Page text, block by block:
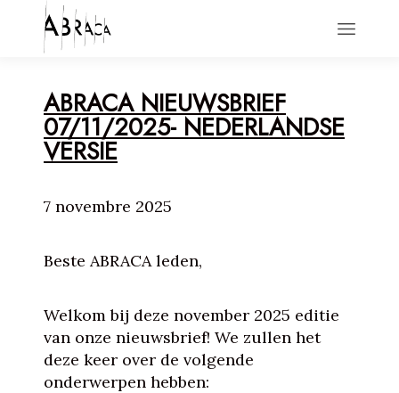
HOME
ACTIONS
NEWS
ABRACA NIEUWSBRIEF
07/11/2025- NEDERLANDSE
VERSIE
7 novembre 2025
Beste ABRACA leden,
Welkom bij deze november 2025 editie
van onze nieuwsbrief! We zullen het
deze keer over de volgende
onderwerpen hebben: